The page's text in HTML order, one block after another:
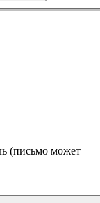
(письмо может